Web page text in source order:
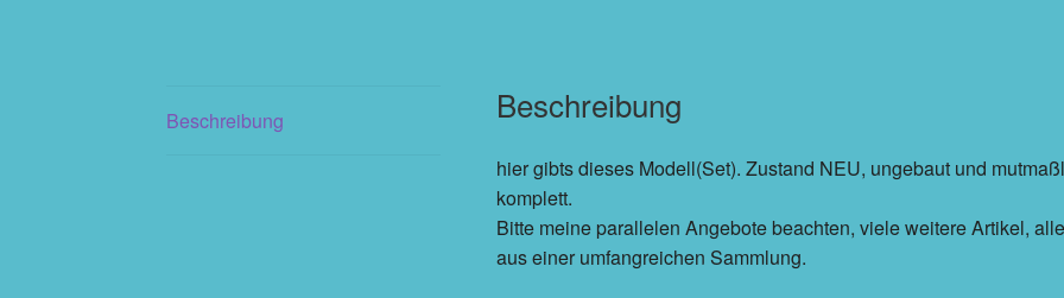
Beschreibung Beschreibung
hier gibts dieses Modell(Set). Zustand NEU, ungebaut und
komplett.
Bitte meine parallelen Angebote beachten, viele weitere Artikel, alle
aus einer umfangreichen Sammlung.